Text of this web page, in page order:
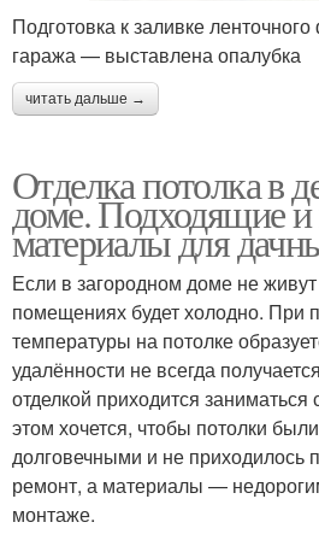
Подготовка к заливке
гаража — выставлена опалубка
читать дальше →
Отделка потолка в
доме. Подходящие и
материалы для
Если в загородном доме не
помещениях будет холодно. При
температуры на потолке
удалённости не всегда
отделкой приходится
этом хочется, чтобы потолки
долговечными и не приходилось
ремонт, а материалы —
монтаже.